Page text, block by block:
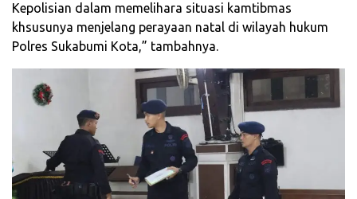
Kepolisian dalam memelihara situasi kamtibmas
khsusunya menjelang perayaan natal di wilayah hukum
Polres Sukabumi Kota,” tambahnya.